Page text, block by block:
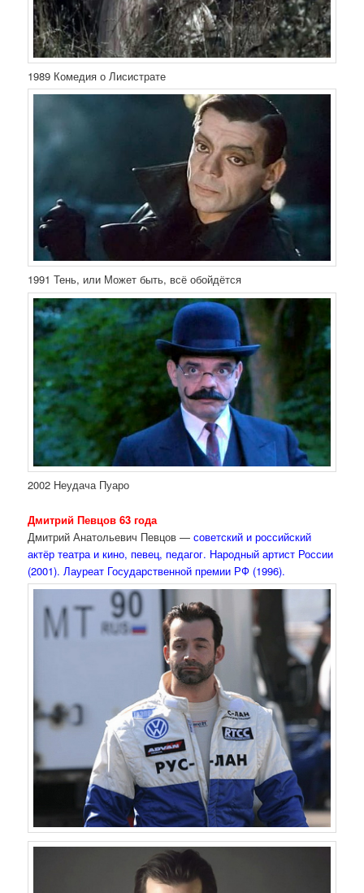
1989 Комедия о Лисистрате
1991 Тень, или Может быть, всё обойдётся
2002 Неудача Пуаро
Дмитрий Певцов 63 года
Дмитрий Анатольевич Певцов —советский и российский
актёр театра и кино, певец, педагог. Народный артист России
(2001). Лауреат Государственной премии РФ (1996).